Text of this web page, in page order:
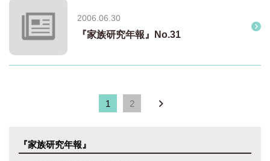
2006.06.30
『家族研究年報』No.31
1 2
『家族研究年報』